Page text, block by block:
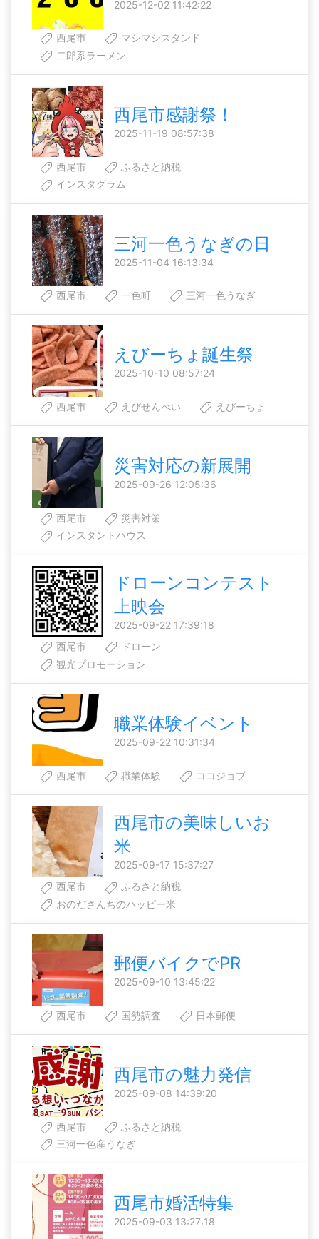
2025-12-02 11:42:22
西尾市
マシマシスタンド
二郎系ラーメン
西尾市感謝祭！
2025-11-19 08:57:38
西尾市
ふるさと納税
インスタグラム
三河一色うなぎの日
2025-11-04 16:13:34
西尾市 一色町 三河一色うなぎ
えびーちょ誕生祭
2025-10-10 08:57:24
西尾市 えびせんべい えびーちょ
災害対応の新展開
2025-09-26 12:05:36
西尾市
災害対策
インスタントハウス
ドローンコンテスト
上映会
2025-09-22 17:39:18
西尾市
ドローン
観光プロモーション
職業体験イベント
2025-09-22 10:31:34
西尾市 職業体験 ココジョブ
西尾市の美味しいお
米
2025-09-17 15:37:27
西尾市
ふるさと納税
おのださんちのハッピー米
郵便バイクでPR
2025-09-10 13:45:22
西尾市 国勢調査 日本郵便
西尾市の魅力発信
2025-09-08 14:39:20
西尾市
ふるさと納税
三河一色産うなぎ
西尾市婚活特集
2025-09-03 13:27:18